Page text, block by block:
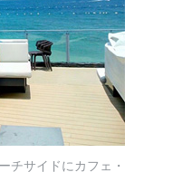
チサイドにカフェ・